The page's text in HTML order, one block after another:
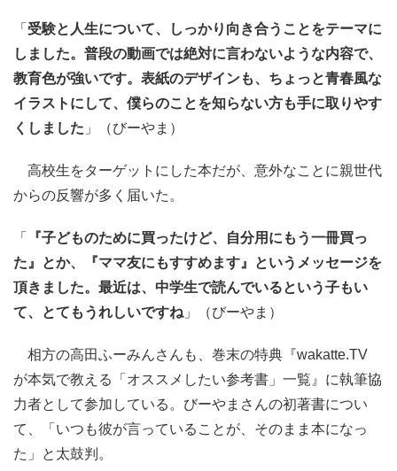
「 受験と人生について、しっかり向き合うことをテーマに
しました。普段の動画では絶対に言わないような内容で、
教育色が強いです。表紙のデザインも、ちょっと青春風な
イラストにして、僕らのことを知らない方も手に取りやす
くしました 」（びーやま）
高校生をターゲットにした本だが、意外なことに親世代
からの反響が多く届いた。
「
『子どものために買ったけど、自分用にもう一冊買っ
た』とか、『ママ友にもすすめます』というメッセージを
頂きました。最近は、中学生で読んでいるという子もい
て、とてもうれしいですね 」（びーやま）
相方の高田ふーみんさんも、巻末の特典『wakatte.TV
が本気で教える「オススメしたい参考書」一覧』に執筆協
力者として参加している。びーやまさんの初著書につい
て、「いつも彼が言っていることが、そのまま本になっ
た」と太鼓判。